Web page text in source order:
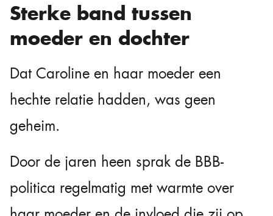
Sterke band tussen
moeder en dochter
Dat Caroline en haar moeder een
hechte relatie hadden, was geen
geheim.
Door de jaren heen sprak de BBB-
politica regelmatig met warmte over